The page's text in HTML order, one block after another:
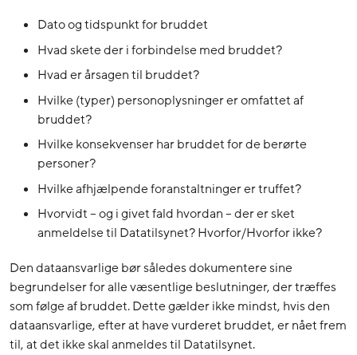
Dato og tidspunkt for bruddet
Hvad skete der i forbindelse med bruddet?
Hvad er årsagen til bruddet?
Hvilke (typer) personoplysninger er omfattet af
bruddet?
Hvilke konsekvenser har bruddet for de berørte
personer?
Hvilke afhjælpende foranstaltninger er truffet?
Hvorvidt – og i givet fald hvordan – der er sket
anmeldelse til Datatilsynet? Hvorfor/Hvorfor ikke?
Den dataansvarlige bør således dokumentere sine
begrundelser for alle væsentlige beslutninger, der træffes
som følge af bruddet. Dette gælder ikke mindst, hvis den
dataansvarlige, efter at have vurderet bruddet, er nået frem
til, at det ikke skal anmeldes til Datatilsynet.